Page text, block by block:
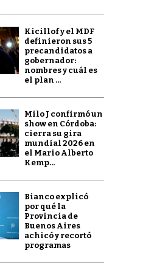
Kicillof y el MDF
definieron sus 5
precandidatos a
gobernador:
nombres y cuál es
el plan ...
Milo J confirmó un
show en Córdoba:
cierra su gira
mundial 2026 en
el Mario Alberto
Kemp...
Bianco explicó
por qué la
Provincia de
Buenos Aires
achicó y recortó
programas